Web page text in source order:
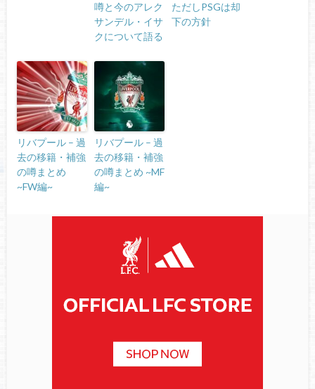
噂と今のアレク
サンデル・イサ
クについて語る
ただしPSGは却
下の方針
リバプール – 過
去の移籍・補強
の噂まとめ
~FW編~
リバプール – 過
去の移籍・補強
の噂まとめ ~MF
編~